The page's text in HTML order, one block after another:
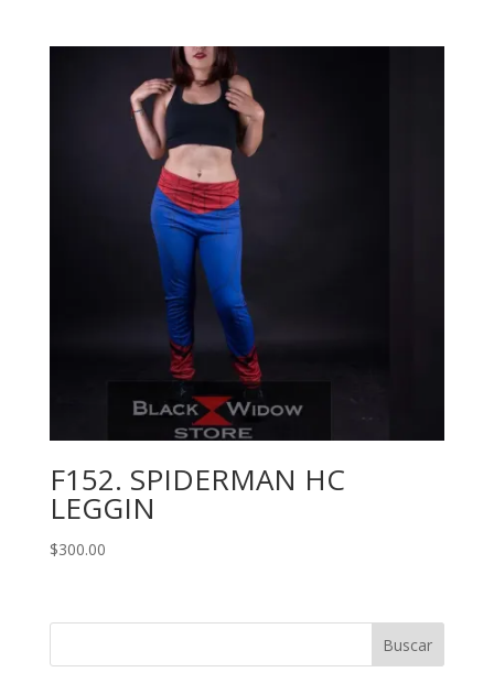
desde
$230.00
$380.00
F152. SPIDERMAN HC
LEGGIN
$300.00
Buscar